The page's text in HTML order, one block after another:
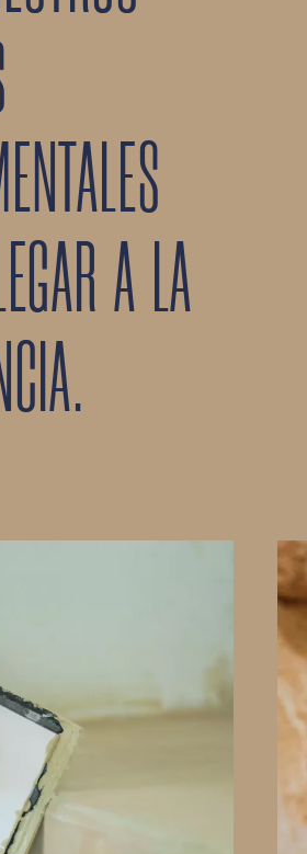
A LA